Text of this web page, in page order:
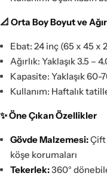
📐 Orta Boy Boyut ve
Ebat: 24 inç (65 x 45 x
Ağırlık: Yaklaşık 3.5 –
Kapasite: Yaklaşık 60-
Kullanım: Haftalık
✨ Öne Çıkan Özellikler
Gövde Malzemesi:Çift
köşe korumaları
Tekerlek:360°